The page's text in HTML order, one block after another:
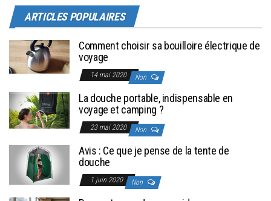
ARTICLES POPULAIRES
Comment choisir sa bouilloire électrique de
voyage
14 mai 2020 Non
La douche portable, indispensable en
voyage et camping ?
23 mai 2020 Non
Avis : Ce que je pense de la tente de
douche
1 juin 2020 Non